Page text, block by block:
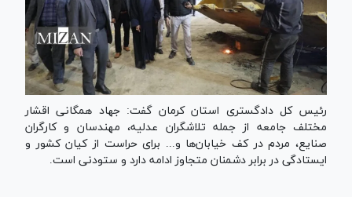
رئیس کل دادگستری استان کرمان گفت: جهاد همگانی اقشار
مختلف جامعه از جمله تلاشگران عدلیه، مهندسان و کارگران
صنایع، مردم در کف خیابان‌ها و... برای حراست از کیان کشور و
ایستادگی در برابر دشمنان متجاوز ادامه دارد و ستودنی است.